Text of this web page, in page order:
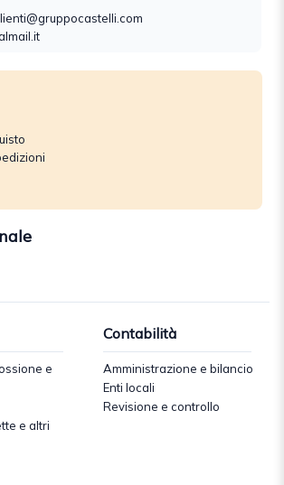
e
e altri
Contabilità
Amministrazione e bilancio
Enti locali
Revisione e controllo